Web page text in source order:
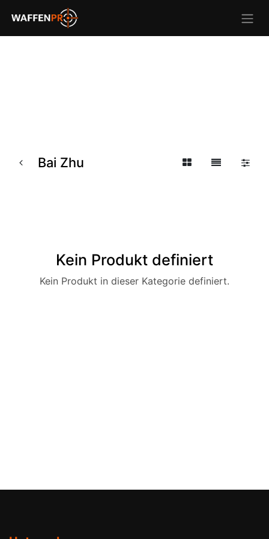
Bai Zhu
Kein Produkt definiert
Kein Produkt in dieser Kategorie definiert.